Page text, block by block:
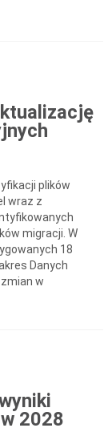
plików
wraz z
migracji. W
18
Danych
w
2028